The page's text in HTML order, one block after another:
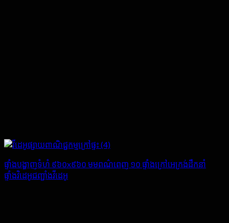
ផ្ទាំងបង្ហាញទំហំ ៩៦០x៩៦០ មមពណ៌ពេញ ១០ ផ្ទាំងក្រៅអេក្រង់ដឹកនាំ
ផ្ទាំងវិដេអូជញ្ជាំងវីដេអូ